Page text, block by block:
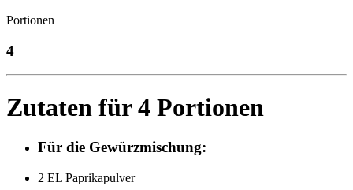
Portionen
4
Zutaten für 4 Portionen
Für die Gewürzmischung:
2 EL Paprikapulver